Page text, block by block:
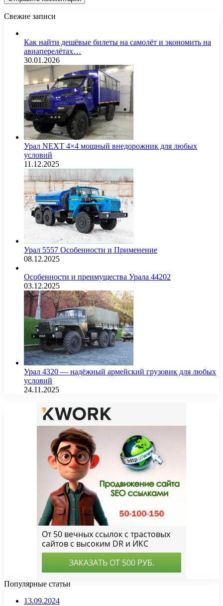
Свежие записи
Как найти дешёвые билеты на самолёт и экономить на
авиаперелётах…
30.01.2026
Урал NEXT 4×4 мощный внедорожник для любых
условий
11.12.2025
Урал 5557 Особенности и Применение
08.12.2025
Особенности и преимущества Урала 44202
03.12.2025
Урал 4320 — надёжный армейский грузовик для любых
условий
24.11.2025
Популярные статьи
13.09.2024